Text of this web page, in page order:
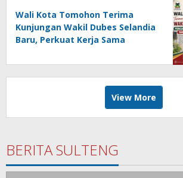
Wali Kota Tomohon Terima
Kunjungan Wakil Dubes Selandia
Baru, Perkuat Kerja Sama
View More
BERITA SULTENG